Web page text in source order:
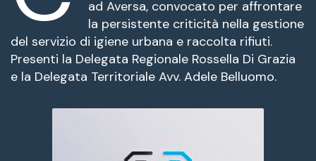
ad Aversa, convocato per affrontare
la persistente criticità nella gestione
del servizio di igiene urbana e raccolta rifiuti.
Presenti la Delegata Regionale Rossella Di Grazia
e la Delegata Territoriale Avv. Adele Belluomo.